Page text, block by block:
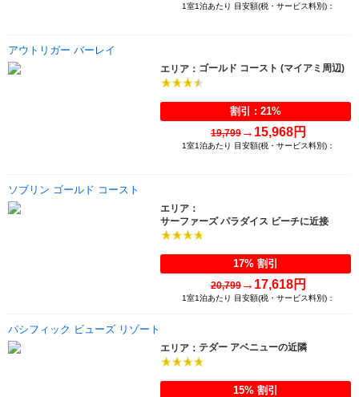
1室1泊あたり 目安額(税・サービス料別)：
アウトリガー バーレイ
エリア： ゴールド コースト (マイアミ周辺)
割引 : 21%
19,799→ 15,968円
1室1泊あたり 目安額(税・サービス料別)：
ソブリン ゴールド コースト
エリア：
サーファーズ パラダイス ビーチに近接
17% 割引
20,799→ 17,618円
1室1泊あたり 目安額(税・サービス料別)：
パシフィック ビューズ リゾート
エリア： テダー アベニューの近隣
15% 割引